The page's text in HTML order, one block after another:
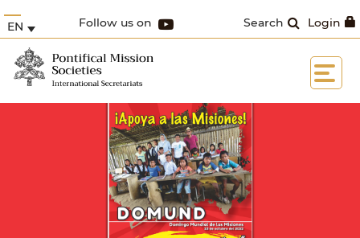
Login
Search
Follow us on
EN